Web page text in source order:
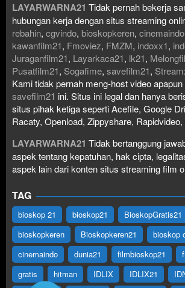
LAYARWARNA21 Tidak pernah bekerja
hubungan kerja dengan situs streaming
rebahin, cgvindo, bioskopkeren, cinemaindo
kawanfilm21, Fmoviez, FMZM, indoxx1,
Juraganfilm21, Layarkaca21, lk21,
Pusatfilm21, Sogafime, savefilm21,
Kami tidak pernah meng-host video
savefilm21 ini. Situs ini legal dan hanya
situs pihak ketiga seperti Acefile, Google
Racaty, Openload, Zippyshare, Rapidvideo,
LAYARWARNA21 Tidak bertanggung
aspek tentang kepatuhan, hak cipta,
aspek lain dari konten situs streaming film
TAG
bioskop 21 bioskop21 BioskopGratis21
bioskopkeren
Bioskopkeren21
bioskop
cinemaindo
dunia21 filmbioskop21
gratis
hitman IDLIX IDLIX21